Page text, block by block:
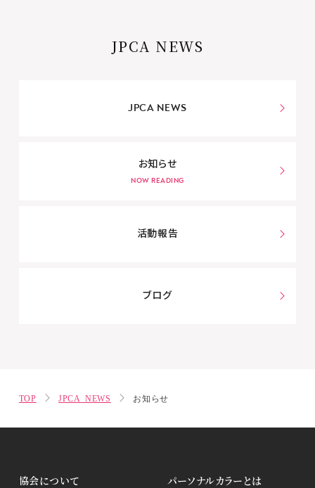
JPCA NEWS
JPCA NEWS
お知らせ
活動報告
ブログ
TOP JPCA NEWS お知らせ
協会について パーソナルカラーとは